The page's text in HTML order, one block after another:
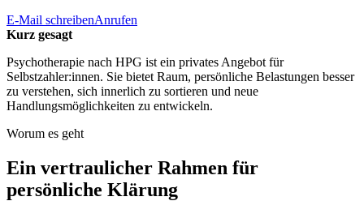
E-Mail schreibenAnrufen
Kurz gesagt
Psychotherapie nach HPG ist ein privates Angebot für
Selbstzahler:innen. Sie bietet Raum, persönliche Belastungen besser
zu verstehen, sich innerlich zu sortieren und neue
Handlungsmöglichkeiten zu entwickeln.
Worum es geht
Ein vertraulicher Rahmen für
persönliche Klärung